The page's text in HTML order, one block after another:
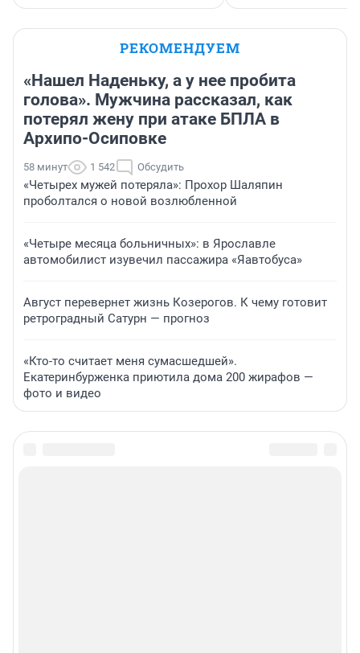
РЕКОМЕНДУЕМ
«Нашел Наденьку, а у нее пробита
голова». Мужчина рассказал, как
потерял жену при атаке БПЛА в
Архипо-Осиповке
58 минут 1 542 Обсудить
«Четырех мужей потеряла»: Прохор Шаляпин
проболтался о новой возлюбленной
«Четыре месяца больничных»: в Ярославле
автомобилист изувечил пассажира «Яавтобуса»
Август перевернет жизнь Козерогов. К чему готовит
ретроградный Сатурн — прогноз
«Кто-то считает меня сумасшедшей».
Екатеринбурженка приютила дома 200 жирафов —
фото и видео